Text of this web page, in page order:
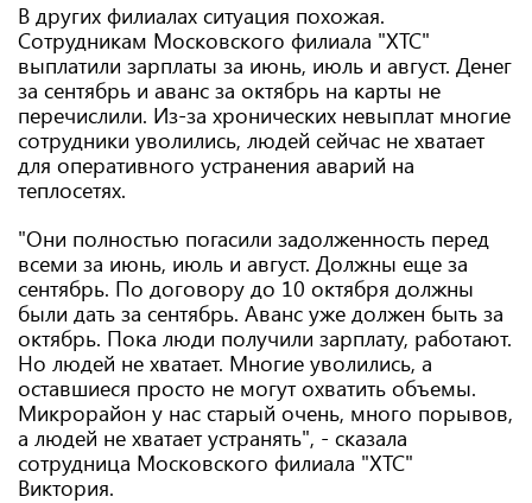
В других филиалах ситуация похожая.
Сотрудникам Московского филиала "ХТС"
выплатили зарплаты за июнь, июль и август. Денег
за сентябрь и аванс за октябрь на карты не
перечислили. Из-за хронических невыплат многие
сотрудники уволились, людей сейчас не хватает
для оперативного устранения аварий на
теплосетях.
"Они полностью погасили задолженность перед
всеми за июнь, июль и август. Должны еще за
сентябрь. По договору до 10 октября должны
были дать за сентябрь. Аванс уже должен быть за
октябрь. Пока люди получили зарплату, работают.
Но людей не хватает. Многие уволились, а
оставшиеся просто не могут охватить объемы.
Микрорайон у нас старый очень, много порывов,
а людей не хватает устранять", - сказала
сотрудница Московского филиала "ХТС"
Виктория.